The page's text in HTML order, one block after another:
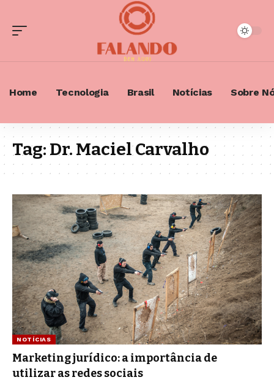
Home Tecnologia Brasil Notícias Sobre
Tag:Dr. Maciel Carvalho
NOTÍCIAS
Marketing jurídico: a importância de
utilizar as redes sociais